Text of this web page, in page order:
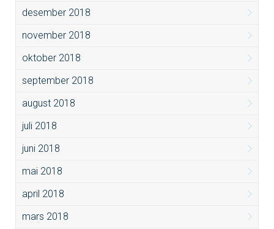
desember 2018
november 2018
oktober 2018
september 2018
august 2018
juli 2018
juni 2018
mai 2018
april 2018
mars 2018